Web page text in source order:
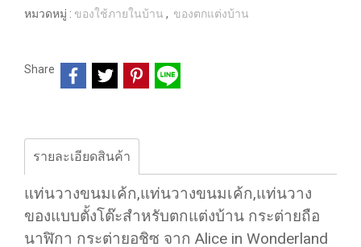
หมวดหมู่ : ของใช้ภายในบ้าน , ของตกแต่งบ้าน
Share
รายละเอียดสินค้า
แท่นวางขนมเค้ก,แท่นวางขนมเค้ก,แท่นวาง
ของแบบตั้งโต๊ะสำหรับตกแต่งบ้าน กระต่ายถือ
นาฬิกา กระต่ายอชิซ จาก Alice in Wonderland